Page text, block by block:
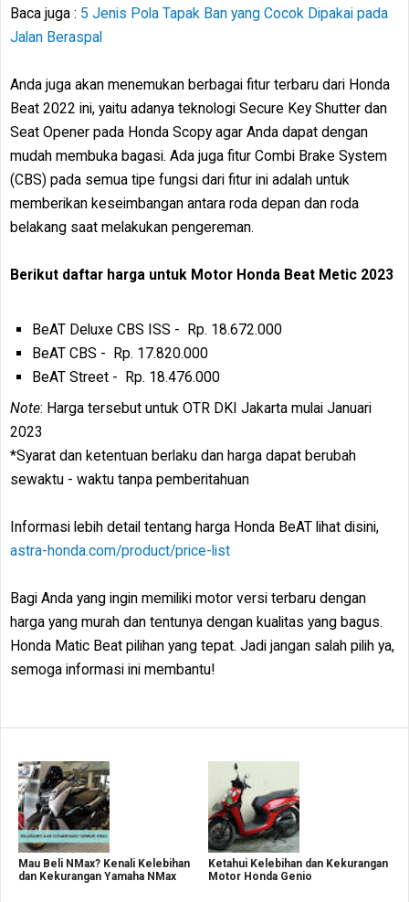
Baca juga : 5 Jenis Pola Tapak Ban yang Cocok Dipakai pada
Jalan Beraspal
Anda juga akan menemukan berbagai fitur terbaru dari Honda
Beat 2022 ini, yaitu adanya teknologi Secure Key Shutter dan
Seat Opener pada Honda Scopy agar Anda dapat dengan
mudah membuka bagasi. Ada juga fitur Combi Brake System
(CBS) pada semua tipe fungsi dari fitur ini adalah untuk
memberikan keseimbangan antara roda depan dan roda
belakang saat melakukan pengereman.
Berikut daftar harga untuk Motor Honda Beat Metic 2023
BeAT Deluxe CBS ISS - Rp. 18.672.000
BeAT CBS - Rp. 17.820.000
BeAT Street - Rp. 18.476.000
Note: Harga tersebut untuk OTR DKI Jakarta mulai Januari
2023
*Syarat dan ketentuan berlaku dan harga dapat berubah
sewaktu - waktu tanpa pemberitahuan
Informasi lebih detail tentang harga Honda BeAT lihat disini,
astra-honda.com/product/price-list
Bagi Anda yang ingin memiliki motor versi terbaru dengan
harga yang murah dan tentunya dengan kualitas yang bagus.
Honda Matic Beat pilihan yang tepat. Jadi jangan salah pilih ya,
semoga informasi ini membantu!
Mau Beli NMax? Kenali Kelebihan
dan Kekurangan Yamaha NMax
Ketahui Kelebihan dan Kekurangan
Motor Honda Genio